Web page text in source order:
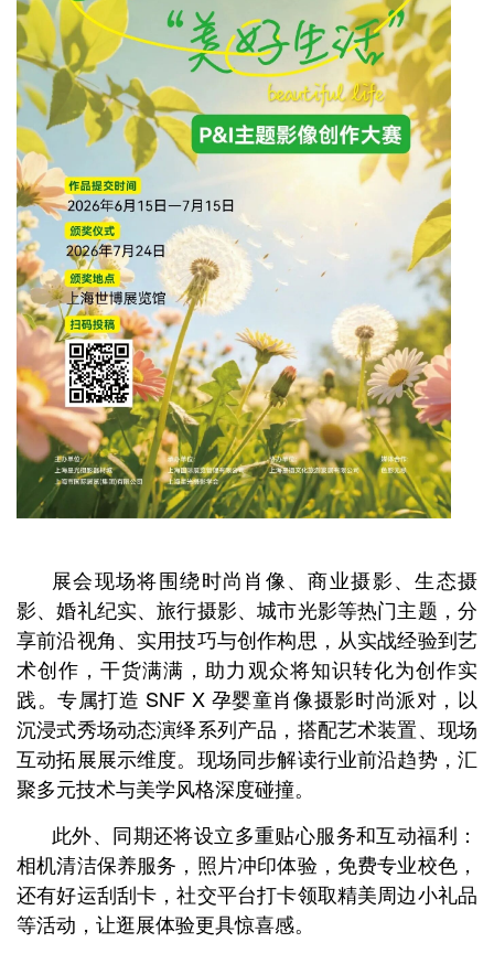
展会现场将围绕时尚肖像、商业摄影、生态摄
影、婚礼纪实、旅行摄影、城市光影等热门主题，分
享前沿视角、实用技巧与创作构思，从实战经验到艺
术创作，干货满满，助力观众将知识转化为创作实
践。专属打造 SNF X 孕婴童肖像摄影时尚派对，以
沉浸式秀场动态演绎系列产品，搭配艺术装置、现场
互动拓展展示维度。现场同步解读行业前沿趋势，汇
聚多元技术与美学风格深度碰撞。
此外、同期还将设立多重贴心服务和互动福利：
相机清洁保养服务，照片冲印体验，免费专业校色，
还有好运刮刮卡，社交平台打卡领取精美周边小礼品
等活动，让逛展体验更具惊喜感。